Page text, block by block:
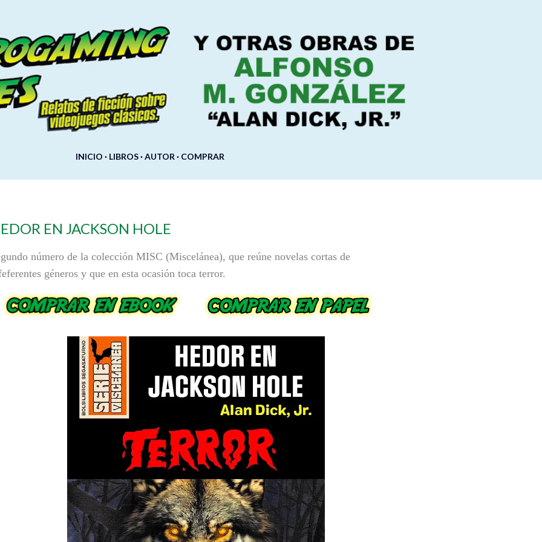
INICIO LIBROS AUTOR COMPRAR
EN JACKSON HOLE
número de la colección MISC (Miscelánea), que reúne novelas cortas de
géneros y que en esta ocasión toca terror.